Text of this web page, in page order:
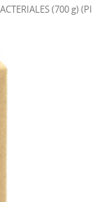
(700 g) (PI